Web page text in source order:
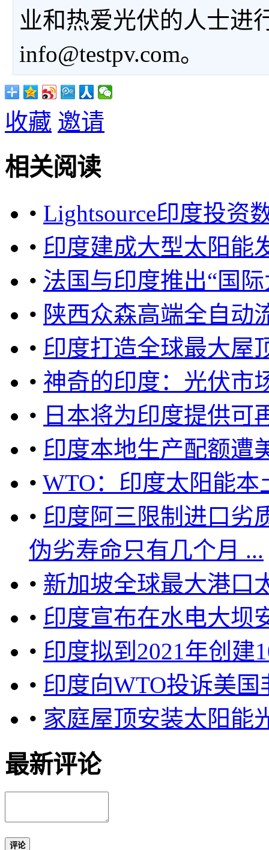
业和热爱光伏的人士进
info@testpv.com。
收藏 邀请
相关阅读
• Lightsource印度投资
• 印度建成大型太阳能
• 法国与印度推出“国
• 陕西众森高端全自动
• 印度打造全球最大屋
• 神奇的印度：光伏市
• 日本将为印度提供可
• 印度本地生产配额遭
• WTO：印度太阳能本
• 印度阿三限制进口劣
伪劣寿命只有几个月 ...
• 新加坡全球最大港口
• 印度宣布在水电大坝
• 印度拟到2021年创建
• 印度向WTO投诉美
• 家庭屋顶安装太阳能
最新评论
评论